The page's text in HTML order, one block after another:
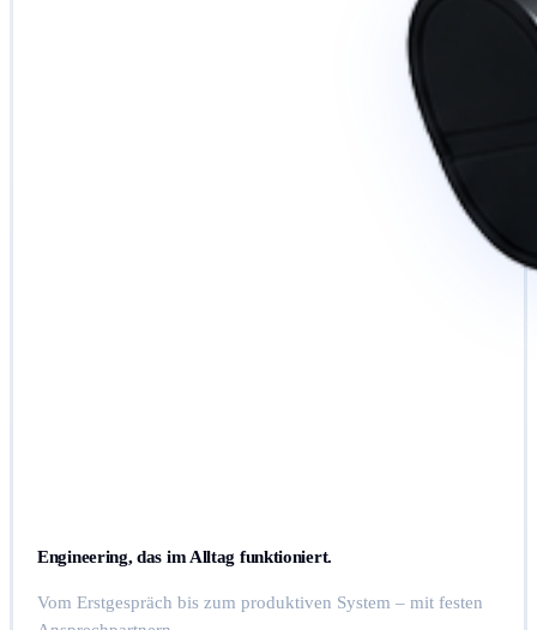
Engineering, das im Alltag funktioniert.
Vom Erstgespräch bis zum produktiven System – mit festen